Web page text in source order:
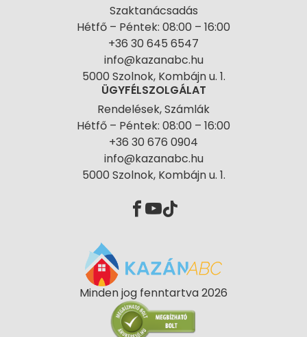
Szaktanácsadás
Hétfő – Péntek: 08:00 – 16:00
+36 30 645 6547
info@kazanabc.hu
5000 Szolnok, Kombájn u. 1.
ÜGYFÉLSZOLGÁLAT
Rendelések, Számlák
Hétfő – Péntek: 08:00 – 16:00
+36 30 676 0904
info@kazanabc.hu
5000 Szolnok, Kombájn u. 1.
Minden jog fenntartva 2026